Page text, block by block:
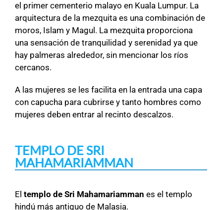
el primer cementerio malayo en Kuala Lumpur. La
arquitectura de la mezquita es una combinación de
moros, Islam y Magul. La mezquita proporciona
una sensación de tranquilidad y serenidad ya que
hay palmeras alrededor, sin mencionar los ríos
cercanos.
A las mujeres se les facilita en la entrada una capa
con capucha para cubrirse y tanto hombres como
mujeres deben entrar al recinto descalzos.
TEMPLO DE SRI
MAHAMARIAMMAN
El templo de Sri Mahamariamman es el templo
hindú más antiguo de Malasia.